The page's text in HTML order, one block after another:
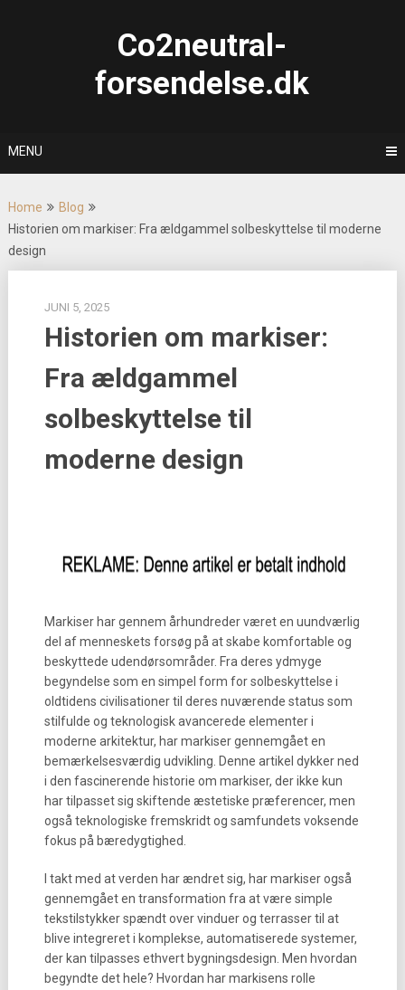
Co2neutral-
forsendelse.dk
MENU
Home
Blog
Historien om markiser: Fra ældgammel solbeskyttelse til moderne
design
JUNI 5, 2025
Historien om markiser:
Fra ældgammel
solbeskyttelse til
moderne design
Markiser har gennem århundreder været en uundværlig
del af menneskets forsøg på at skabe komfortable og
beskyttede udendørsområder. Fra deres ydmyge
begyndelse som en simpel form for solbeskyttelse i
oldtidens civilisationer til deres nuværende status som
stilfulde og teknologisk avancerede elementer i
moderne arkitektur, har markiser gennemgået en
bemærkelsesværdig udvikling. Denne artikel dykker ned
i den fascinerende historie om markiser, der ikke kun
har tilpasset sig skiftende æstetiske præferencer, men
også teknologiske fremskridt og samfundets voksende
fokus på bæredygtighed.
I takt med at verden har ændret sig, har markiser også
gennemgået en transformation fra at være simple
tekstilstykker spændt over vinduer og terrasser til at
blive integreret i komplekse, automatiserede systemer,
der kan tilpasses ethvert bygningsdesign. Men hvordan
begyndte det hele? Hvordan har markisens rolle